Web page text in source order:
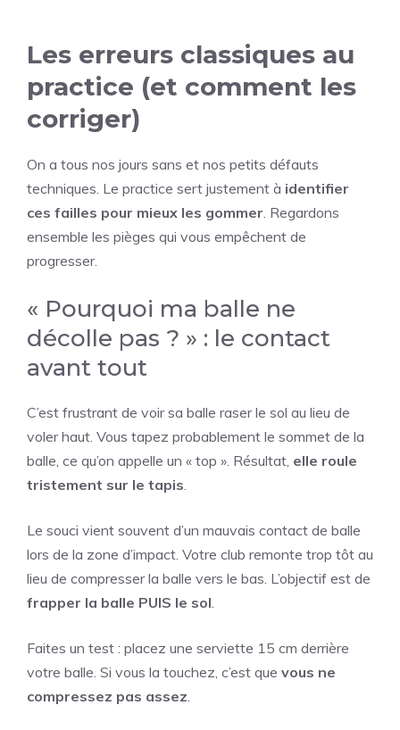
Les erreurs classiques au
practice (et comment les
corriger)
On a tous nos jours sans et nos petits défauts
techniques. Le practice sert justement à identifier
ces failles pour mieux les gommer. Regardons
ensemble les pièges qui vous empêchent de
progresser.
« Pourquoi ma balle ne
décolle pas ? » : le contact
avant tout
C’est frustrant de voir sa balle raser le sol au lieu de
voler haut. Vous tapez probablement le sommet de la
balle, ce qu’on appelle un « top ». Résultat, elle roule
tristement sur le tapis.
Le souci vient souvent d’un mauvais contact de balle
lors de la zone d’impact. Votre club remonte trop tôt au
lieu de compresser la balle vers le bas. L’objectif est de
frapper la balle PUIS le sol.
Faites un test : placez une serviette 15 cm derrière
votre balle. Si vous la touchez, c’est que vous ne
compressez pas assez.